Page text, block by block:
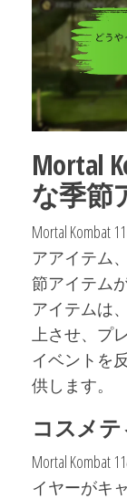
Mortal
な季節
Mortal
アアイテム
節アイテム
アイテムは
上させ、プ
イベントを
供します。
コスメ
Mortal
イヤーがキ